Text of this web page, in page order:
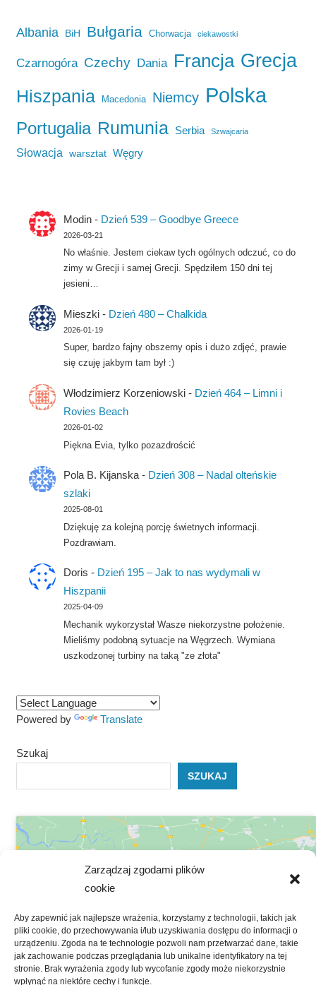
Zarządzaj zgodami plików
cookie
Aby zapewnić jak najlepsze wrażenia, korzystamy z technologii, takich jak
pliki cookie, do przechowywania i/lub uzyskiwania dostępu do informacji o
urządzeniu. Zgoda na te technologie pozwoli nam przetwarzać dane, takie
jak zachowanie podczas przeglądania lub unikalne identyfikatory na tej
stronie. Brak wyrażenia zgody lub wycofanie zgody może niekorzystnie
wpłynąć na niektóre cechy i funkcje.
Albania BiH Bułgaria Chorwacja ciekawostki
Czarnogóra Czechy Dania Francja Grecja
Hiszpania Macedonia Niemcy Polska
Portugalia Rumunia Serbia Szwajcaria
Słowacja warsztat Węgry
Modin - Dzień 539 – Goodbye Greece
2026-03-21
No właśnie. Jestem ciekaw tych ogólnych odczuć, co do
zimy w Grecji i samej Grecji. Spędziłem 150 dni tej
jesieni…
Mieszki - Dzień 480 – Chalkida
2026-01-19
Super, bardzo fajny obszerny opis i dużo zdjęć, prawie
się czuję jakbym tam był :)
Włodzimierz Korzeniowski - Dzień 464 – Limni i
Rovies Beach
2026-01-02
Piękna Evia, tylko pozazdrościć
Pola B. Kijanska - Dzień 308 – Nadal olteńskie
szlaki
2025-08-01
Dziękuję za kolejną porcję świetnych informacji.
Pozdrawiam.
Doris - Dzień 195 – Jak to nas wydymali w
Hiszpanii
2025-04-09
Mechanik wykorzystał Wasze niekorzystne położenie.
Mieliśmy podobną sytuacje na Węgrzech. Wymiana
uszkodzonej turbiny na taką "ze złota"
Powered by Translate
Szukaj
SZUKAJ
Kliknij, żeby zaakceptować marketing
pliki cookies i włączyć tę treść